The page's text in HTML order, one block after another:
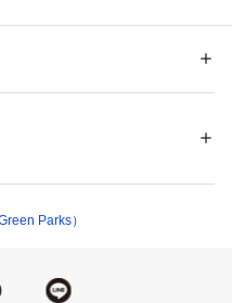
えしながら快適な着心地を
を合わせたカジュアルスタ
いめコーデまで幅広く対
[なし]Parks）